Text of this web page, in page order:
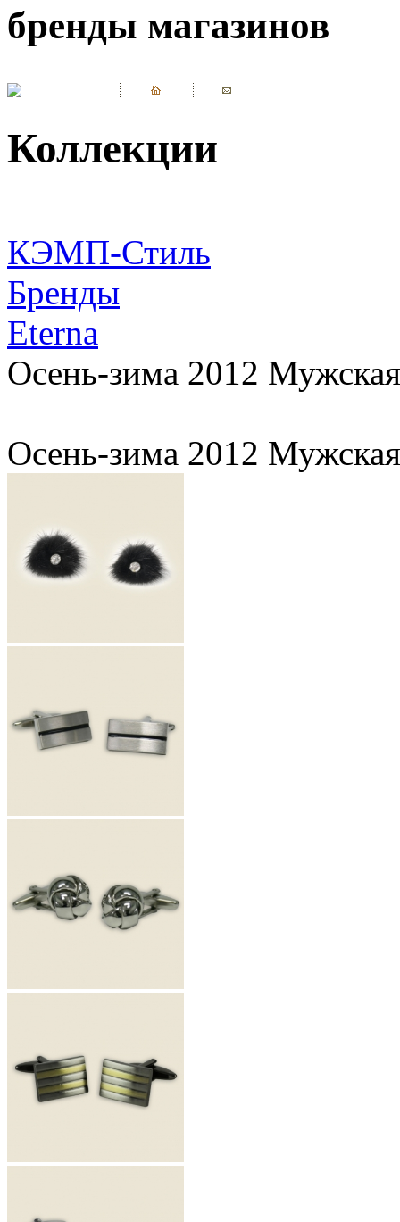
бренды магазинов
Коллекции
КЭМП-Стиль
Бренды
Eterna
Осень-зима 2012
Осень-зима 2012